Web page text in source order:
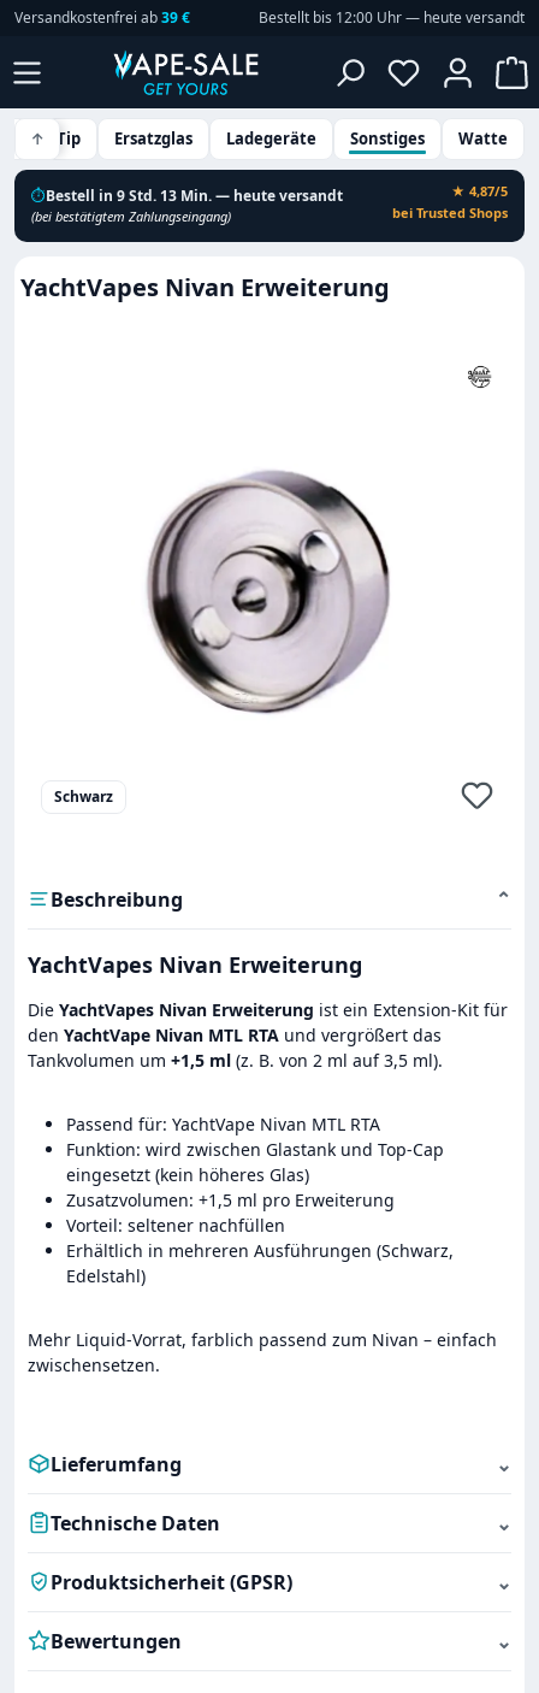
Zum Hauptinhalt springen
Versandkostenfrei ab39 € Bestellt bis 12:00 Uhr — heute versandt
Du hast 0
↑
Drip Tip Ersatzglas Ladegeräte Sonstiges Watte
⏱Bestell in 9 Std. 13 Min. — heute versandt
(bei bestätigtem Zahlungseingang)
★ 4,87/5
bei Trusted Shops
YachtVapes Nivan Erweiterung
Schwarz
Beschreibung ⌄
YachtVapes Nivan Erweiterung
Die YachtVapes Nivan Erweiterung ist ein Extension-Kit für
den YachtVape Nivan MTL RTA und vergrößert das
Tankvolumen um +1,5 ml (z. B. von 2 ml auf 3,5 ml).
Passend für: YachtVape Nivan MTL RTA
Funktion: wird zwischen Glastank und Top-Cap
eingesetzt (kein höheres Glas)
Zusatzvolumen: +1,5 ml pro Erweiterung
Vorteil: seltener nachfüllen
Erhältlich in mehreren Ausführungen (Schwarz,
Edelstahl)
Mehr Liquid-Vorrat, farblich passend zum Nivan – einfach
zwischensetzen.
Lieferumfang ⌄
Technische Daten ⌄
Produktsicherheit (GPSR) ⌄
Bewertungen ⌄